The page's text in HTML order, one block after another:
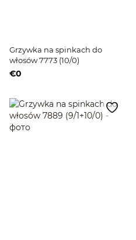
Grzywka na spinkach do
włosów 7773 (10/0)
€0